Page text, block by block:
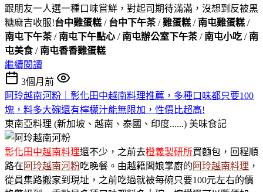
跟朋友一人選一種口味嘗鮮，對起司期待滿滿，沒想到反被黑
糖麻吉收服!台中雞蛋糕 / 台中下午茶/雞蛋糕 / 南屯雞蛋糕 /
南屯下午茶/ 南屯下午點心 / 南屯辦公室下午茶/ 南屯小吃 / 南
屯美食/ 南屯香香雞蛋糕
繼續閱讀
3個月前
阿玲越南河粉｜彰化田中越南料理推薦，多種口味都只要100
塊，料多大碗還有檸檬汁能無限加，性價比超高!
東南亞料理 (新加坡、越南、泰國、印度......) 美味食記
彰化田中越南料理還不少，之前去橙義製研所買麵包，回程順
路在 阿玲越南河粉吃晚餐。由越籍闆娘掌廚的 阿玲越南料理 ，
從員集路搬家到現址，之前吃過就被每碗只要100元左右的價